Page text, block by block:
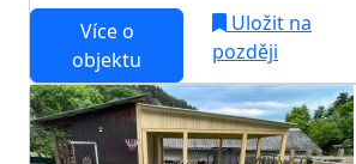
Více o
objektu
Uložit na
později